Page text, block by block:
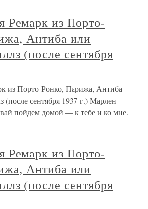
Ремарк из Порто-
Антиба или
(после сентября
из Порто-Ронко, Парижа, Антиба
(после сентября 1937 г.) Марлен
пойдем домой — к тебе и ко мне.
Ремарк из Порто-
Антиба или
(после сентября